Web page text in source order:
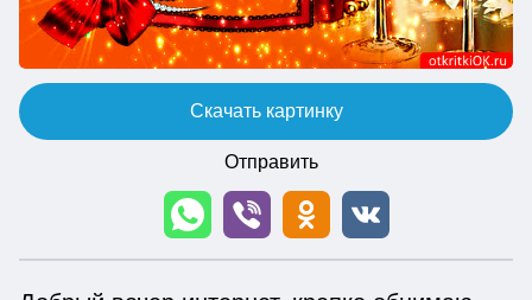
Скачать картинку
Отправить